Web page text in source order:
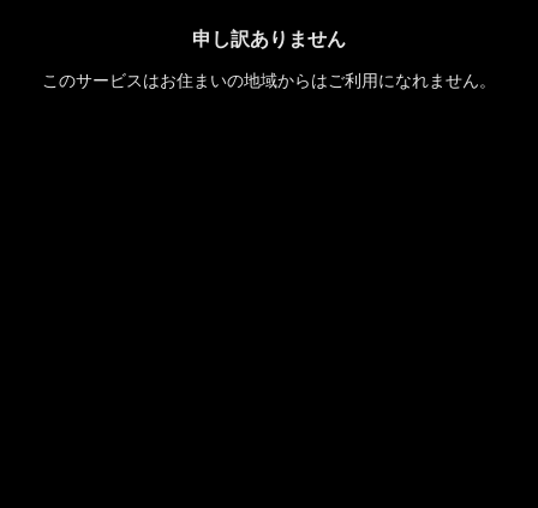
申し訳ありません
このサービスはお住まいの地域からはご利用になれません。